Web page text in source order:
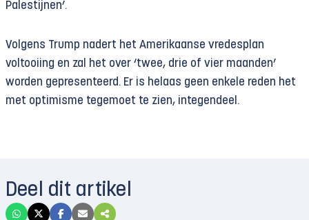
Palestijnen’.
Volgens Trump nadert het Amerikaanse vredesplan
voltooiing en zal het over ‘twee, drie of vier maanden’
worden gepresenteerd. Er is helaas geen enkele reden het
met optimisme tegemoet te zien, integendeel.
Deel dit artikel